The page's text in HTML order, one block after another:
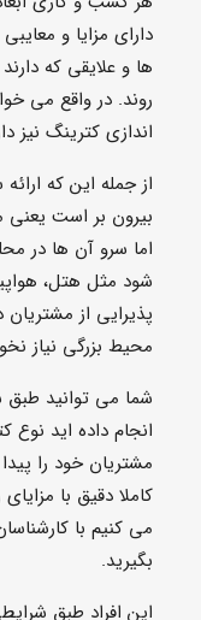
از جمله این که
بیرون بر است یعنی
اما سرو آن ها در
شود مثل هتل،
محیط بزرگی نیاز
شما می توانید
انجام داده اید
مشتریان خود را
کاملا دقیق با
بگیرید.
این افراد طبق
در اختیارتان قرار